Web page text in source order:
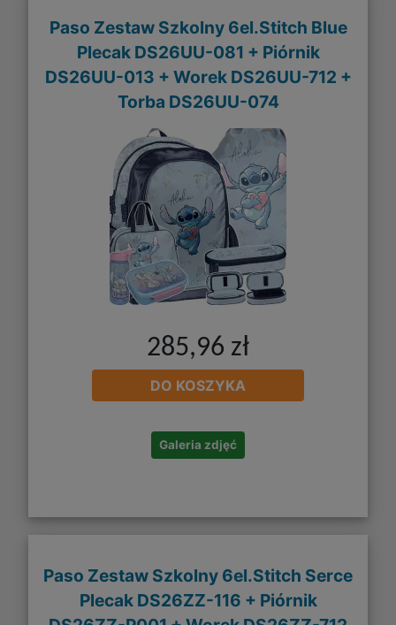
Paso Zestaw Szkolny 6el.Stitch Blue
Plecak DS26UU-081 + Piórnik
DS26UU-013 + Worek DS26UU-712 +
Torba DS26UU-074
285,96 zł
DO KOSZYKA
Galeria zdjęć
Paso Zestaw Szkolny 6el.Stitch Serce
Plecak DS26ZZ-116 + Piórnik